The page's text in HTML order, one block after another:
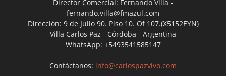
Director Comercial: Fernando Villa -
fernando.villa@fmazul.com
Dirección: 9 de Julio 90. Piso 10. Of 107.(X5152EYN)
Villa Carlos Paz - Córdoba - Argentina
WhatsApp: +5493541585147
Contáctanos: info@carlospazvivo.com